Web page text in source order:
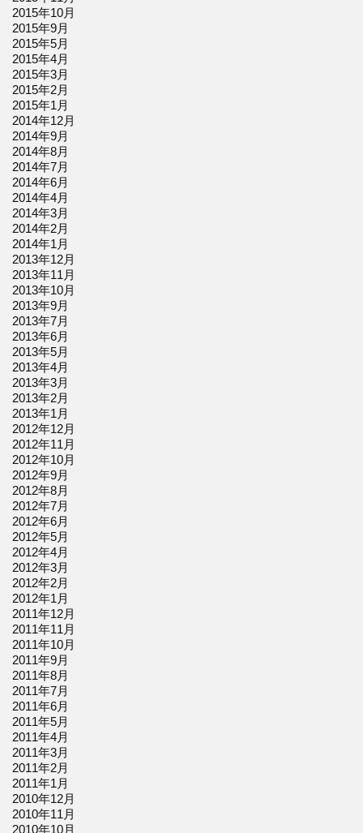
2015年10月
2015年9月
2015年5月
2015年4月
2015年3月
2015年2月
2015年1月
2014年12月
2014年9月
2014年8月
2014年7月
2014年6月
2014年4月
2014年3月
2014年2月
2014年1月
2013年12月
2013年11月
2013年10月
2013年9月
2013年7月
2013年6月
2013年5月
2013年4月
2013年3月
2013年2月
2013年1月
2012年12月
2012年11月
2012年10月
2012年9月
2012年8月
2012年7月
2012年6月
2012年5月
2012年4月
2012年3月
2012年2月
2012年1月
2011年12月
2011年11月
2011年10月
2011年9月
2011年8月
2011年7月
2011年6月
2011年5月
2011年4月
2011年3月
2011年2月
2011年1月
2010年12月
2010年11月
2010年10月